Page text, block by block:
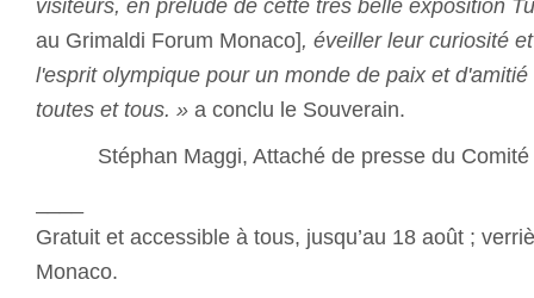
visiteurs, en prélude de cette très belle exposition
au Grimaldi Forum Monaco], éveiller leur curiosité
l'esprit olympique pour un monde de paix et
toutes et tous. » a conclu le Souverain.
Stéphan Maggi, Attaché de presse du
Gratuit et accessible à tous, jusqu’au 18 août ;
Monaco.